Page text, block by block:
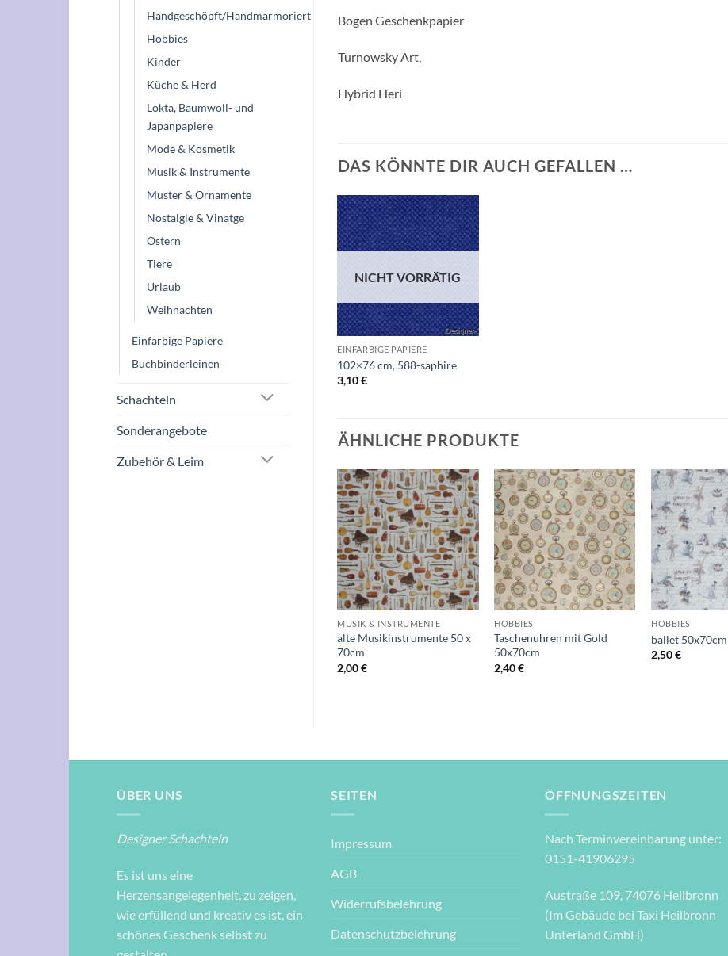
Handgeschöpft/Handmarmoriert
Hobbies
Kinder
Küche & Herd
Lokta, Baumwoll- und
Japanpapiere
Mode & Kosmetik
Musik & Instrumente
Muster & Ornamente
Nostalgie & Vinatge
Ostern
Tiere
Urlaub
Weihnachten
Einfarbige Papiere
Buchbinderleinen
Schachteln
Sonderangebote
Zubehör & Leim
Bogen Geschenkpapier
Turnowsky Art,
Hybrid Heri
DAS KÖNNTE DIR AUCH GEFALLEN …
Auf die
Wunschliste
+
NICHT VORRÄTIG
EINFARBIGE PAPIERE
102×76 cm, 588-saphire
3,10€
ÄHNLICHE PRODUKTE
Auf die
Wunschliste
+
MUSIK & INSTRUMENTE
alte Musikinstrumente 50 x
70cm
2,00€
Auf die
Wunschliste
+
HOBBIES
Taschenuhren mit Gold
50x70cm
2,40€
+
HOBBIES
ballet 50x70cm
2,50€
ÜBER UNS
Designer Schachteln
Es ist uns eine
Herzensangelegenheit, zu zeigen,
wie erfüllend und kreativ es ist, ein
schönes Geschenk selbst zu
SEITEN
Impressum
AGB
Widerrufsbelehrung
Datenschutzbelehrung
ÖFFNUNGSZEITEN
Nach Terminvereinbarung unter:
0151-41906295
Austraße 109, 74076 Heilbronn
(Im Gebäude bei Taxi Heilbronn
Unterland GmbH)